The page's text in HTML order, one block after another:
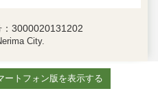
3000020131202
City.
ートフォン版を表示する